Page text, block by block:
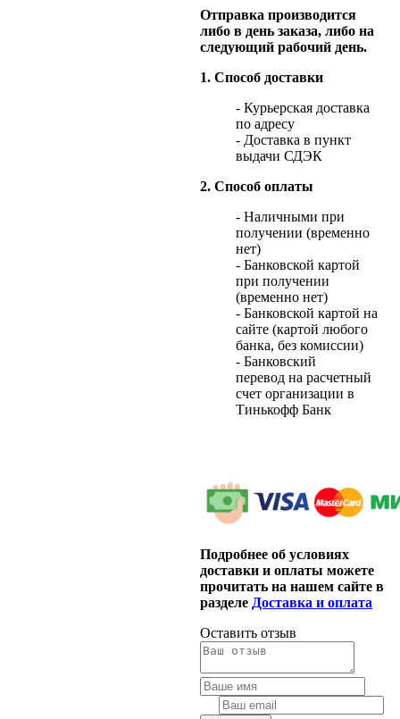
Отправка производится
либо в день заказа, либо на
следующий рабочий день.
1. Способ доставки
- Курьерская доставка
по адресу
- Доставка в пункт
выдачи СДЭК
2. Способ оплаты
- Наличными при
получении (временно
нет)
- Банковской картой
при получении
(временно нет)
- Банковской картой на
сайте (картой любого
банка, без комиссии)
- Банковский
перевод на расчетный
счет организации в
Тинькофф Банк
Подробнее об условиях
доставки и оплаты можете
прочитать на нашем сайте в
разделе Доставка и оплата
Оставить отзыв